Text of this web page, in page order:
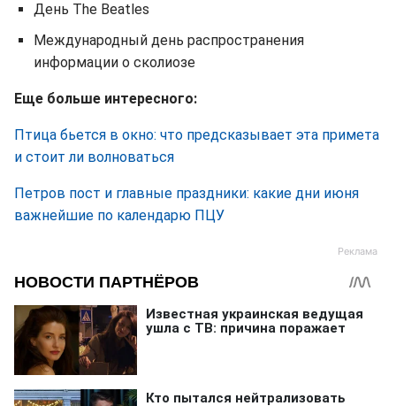
День The Beatles
Международный день распространения
информации о сколиозе
Еще больше интересного:
Птица бьется в окно: что предсказывает эта примета
и стоит ли волноваться
Петров пост и главные праздники: какие дни июня
важнейшие по календарю ПЦУ